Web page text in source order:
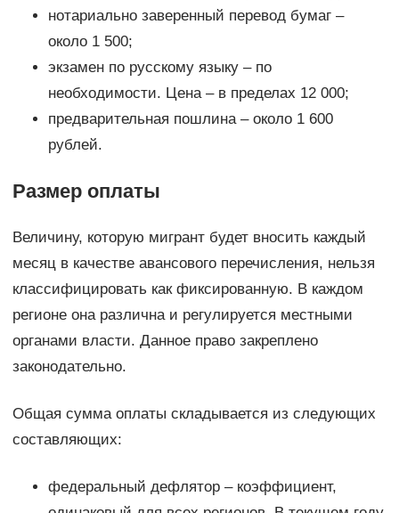
нотариально заверенный перевод бумаг –
около 1 500;
экзамен по русскому языку – по
необходимости. Цена – в пределах 12 000;
предварительная пошлина – около 1 600
рублей.
Размер оплаты
Величину, которую мигрант будет вносить каждый
месяц в качестве авансового перечисления, нельзя
классифицировать как фиксированную. В каждом
регионе она различна и регулируется местными
органами власти. Данное право закреплено
законодательно.
Общая сумма оплаты складывается из следующих
составляющих:
федеральный дефлятор – коэффициент,